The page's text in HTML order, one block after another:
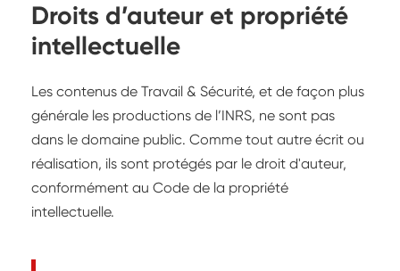
Droits d’auteur et propriété
intellectuelle
Les contenus de Travail & Sécurité, et de façon plus
générale les productions de l’INRS, ne sont pas
dans le domaine public. Comme tout autre écrit ou
réalisation, ils sont protégés par le droit d'auteur,
conformément au Code de la propriété
intellectuelle.